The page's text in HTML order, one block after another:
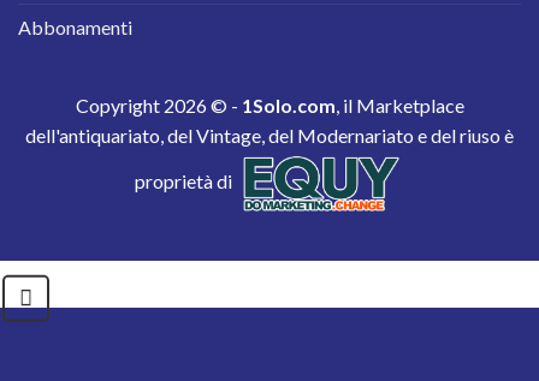
Abbonamenti
Copyright 2026 © - 1Solo.com, il Marketplace
dell'antiquariato, del Vintage, del Modernariato e del riuso è
proprietà di